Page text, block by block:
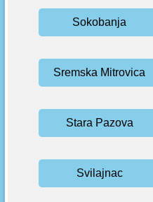
Sokobanja
Sremska Mitrovica
Stara Pazova
Svilajnac